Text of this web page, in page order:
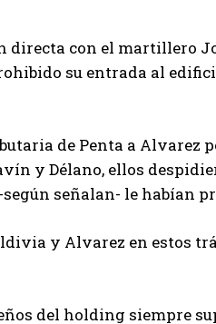
directa con el martillero
su entrada al
de Penta a Alvarez
y Délano, ellos
señalan- le habían
y Alvarez en estos
del holding siempre